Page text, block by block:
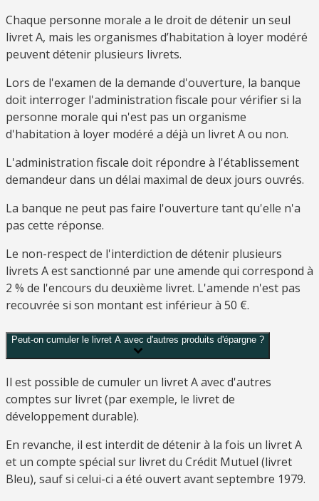
Chaque personne morale a le droit de détenir un seul
livret A, mais les organismes d’habitation à loyer modéré
peuvent détenir plusieurs livrets.
Lors de l'examen de la demande d'ouverture, la banque
doit interroger l'administration fiscale pour vérifier si la
personne morale qui n'est pas un organisme
d'habitation à loyer modéré a déjà un livret A ou non.
L'administration fiscale doit répondre à l'établissement
demandeur dans un délai maximal de deux jours ouvrés.
La banque ne peut pas faire l'ouverture tant qu'elle n'a
pas cette réponse.
Le non-respect de l'interdiction de détenir plusieurs
livrets A est sanctionné par une amende qui correspond à
2 % de l'encours du deuxième livret. L'amende n'est pas
recouvrée si son montant est inférieur à 50 €.
Peut-on cumuler le livret A avec d'autres produits d'épargne ?
Il est possible de cumuler un livret A avec d'autres
comptes sur livret (par exemple, le livret de
développement durable).
En revanche, il est interdit de détenir à la fois un livret A
et un compte spécial sur livret du Crédit Mutuel (livret
Bleu), sauf si celui-ci a été ouvert avant septembre 1979.